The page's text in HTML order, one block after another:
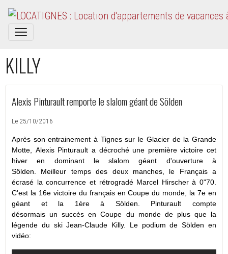
KILLY
Alexis Pinturault remporte le slalom géant de Sölden
Le 25/10/2016
Après son entrainement à Tignes sur le Glacier de la Grande
Motte, Alexis Pinturault a décroché une première victoire cet
hiver en dominant le slalom géant d'ouverture à
Sölden. Meilleur temps des deux manches, le Français a
écrasé la concurrence et rétrogradé Marcel Hirscher à 0"70.
C'est la 16e victoire du français en Coupe du monde, la 7e en
géant et la 1ère à Sölden. Pinturault compte
désormais un succès en Coupe du monde de plus que la
légende du ski Jean-Claude Killy. Le podium de Sölden en
vidéo: